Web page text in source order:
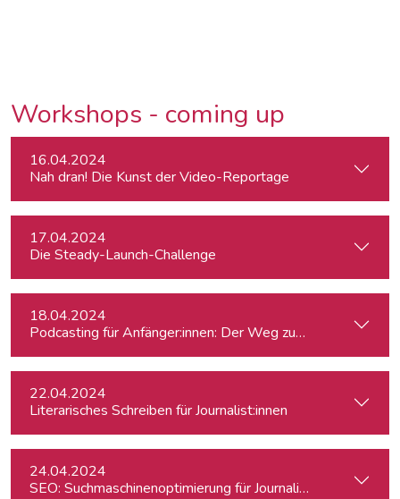
Workshops - coming up
16.04.2024
Nah dran! Die Kunst der Video-Reportage
17.04.2024
Die Steady-Launch-Challenge
18.04.2024
Podcasting für Anfänger:innen: Der Weg zum eigenen
22.04.2024
Literarisches Schreiben für Journalist:innen
24.04.2024
SEO: Suchmaschinenoptimierung für Journalist:innen